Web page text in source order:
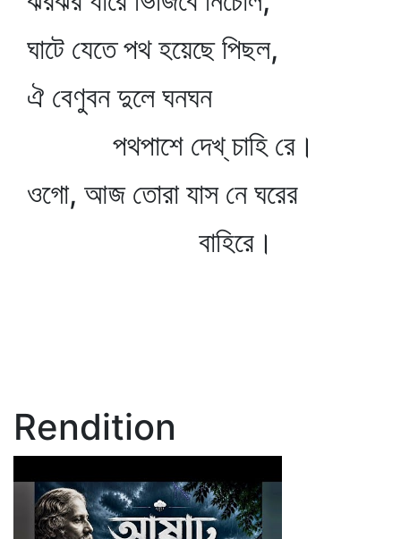
ঘাটে যেতে পথ হয়েছে পিছল,
ঐ বেণুবন দুলে ঘনঘন
পথপাশে দেখ্‌ চাহি রে।
ওগো, আজ তোরা যাস নে ঘরের
বাহিরে।
Rendition